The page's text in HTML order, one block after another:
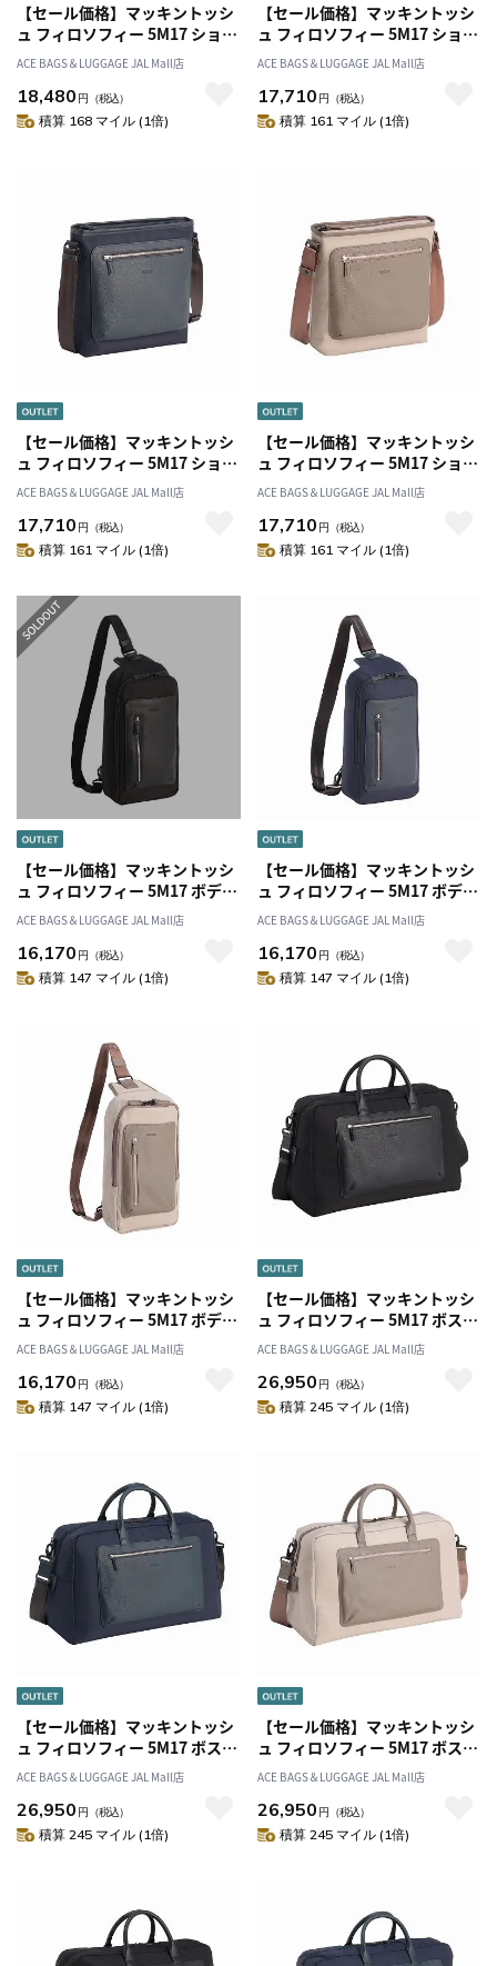
【セール価格】マッキントッシ
ュ フィロソフィー 5M17 ショル
ダーバッグ 17732
ACE BAGS＆LUGGAGE JAL Mall店
18,480 円 （税込）
積算 168 マイル (1倍)
【セール価格】マッキントッシ
ュ フィロソフィー 5M17 ショル
ダーバッグ 17733
ACE BAGS＆LUGGAGE JAL Mall店
17,710 円 （税込）
積算 161 マイル (1倍)
【セール価格】マッキントッシ
ュ フィロソフィー 5M17 ショル
ダーバッグ 17733
ACE BAGS＆LUGGAGE JAL Mall店
17,710 円 （税込）
積算 161 マイル (1倍)
【セール価格】マッキントッシ
ュ フィロソフィー 5M17 ショル
ダーバッグ 17733
ACE BAGS＆LUGGAGE JAL Mall店
17,710 円 （税込）
積算 161 マイル (1倍)
【セール価格】マッキントッシ
ュ フィロソフィー 5M17 ボディ
バッグ 17734
ACE BAGS＆LUGGAGE JAL Mall店
16,170 円 （税込）
積算 147 マイル (1倍)
【セール価格】マッキントッシ
ュ フィロソフィー 5M17 ボディ
バッグ 17734
ACE BAGS＆LUGGAGE JAL Mall店
16,170 円 （税込）
積算 147 マイル (1倍)
【セール価格】マッキントッシ
ュ フィロソフィー 5M17 ボディ
バッグ 17734
ACE BAGS＆LUGGAGE JAL Mall店
16,170 円 （税込）
積算 147 マイル (1倍)
【セール価格】マッキントッシ
ュ フィロソフィー 5M17 ボスト
ンバッグ M 17735
ACE BAGS＆LUGGAGE JAL Mall店
26,950 円 （税込）
積算 245 マイル (1倍)
【セール価格】マッキントッシ
ュ フィロソフィー 5M17 ボスト
ンバッグ M 17735
ACE BAGS＆LUGGAGE JAL Mall店
26,950 円 （税込）
積算 245 マイル (1倍)
【セール価格】マッキントッシ
ュ フィロソフィー 5M17 ボスト
ンバッグ M 17735
ACE BAGS＆LUGGAGE JAL Mall店
26,950 円 （税込）
積算 245 マイル (1倍)